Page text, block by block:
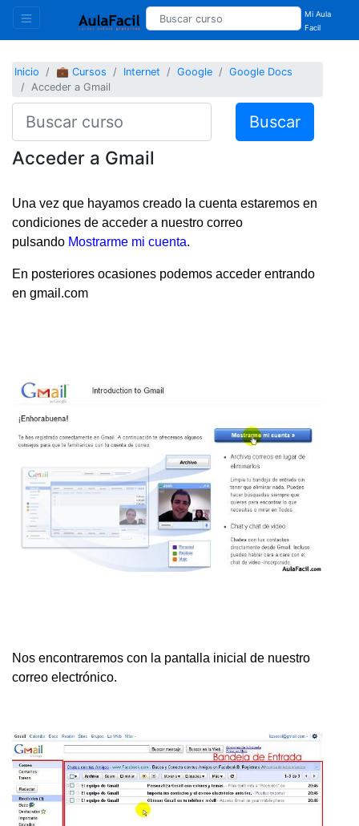
Mi Aula
Facil
Inicio 💼 Cursos Internet Google
Google Docs
Acceder a Gmail
Buscar
Acceder a Gmail
Una vez que hayamos creado la cuenta estaremos en
condiciones de acceder a nuestro correo
pulsando Mostrarme mi cuenta.
En posteriores ocasiones podemos acceder entrando
en gmail.com
Nos encontraremos con la pantalla inicial de nuestro
correo electrónico.